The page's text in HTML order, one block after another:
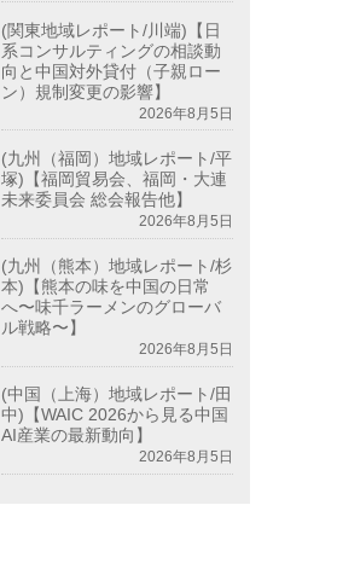
(関東地域レポート/川端)【日
系コンサルティングの相談動
向と中国対外貸付（子親ロー
ン）規制変更の影響】
2026年8月5日
(九州（福岡）地域レポート/平
塚)【福岡貿易会、福岡・大連
未来委員会 総会報告他】
2026年8月5日
(九州（熊本）地域レポート/杉
本)【熊本の味を中国の日常
へ〜味千ラーメンのグローバ
ル戦略〜】
2026年8月5日
(中国（上海）地域レポート/田
中)【WAIC 2026から見る中国
AI産業の最新動向】
2026年8月5日